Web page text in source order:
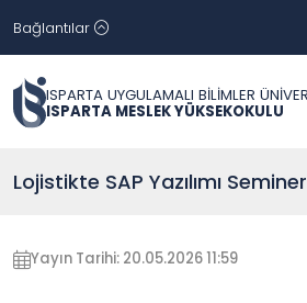
Bağlantılar
ISPARTA UYGULAMALI BİLİMLER
ISPARTA MESLEK YÜKSEKOKULU
Lojistikte SAP Yazılımı
Yayın Tarihi: 20.05.2026 11:59